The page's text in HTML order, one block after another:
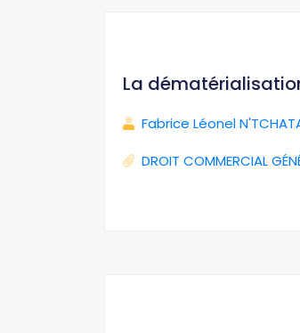
La
Fabrice Léonel
DROIT COMMERCIAL